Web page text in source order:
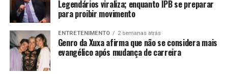
Legendários viraliza; enquanto IPB se preparar
para proibir movimento
ENTRETENIMENTO 2 semanas atrás
Genro da Xuxa afirma que não se considera mais
evangélico após mudança de carreira